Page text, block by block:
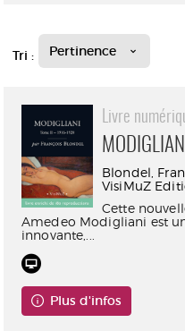
Tri : Pertinence
Livre
MODIGLIANI
Blondel,
VisiMuZ
Cette
Amedeo Modigliani est
innovante,...
Plus d'infos